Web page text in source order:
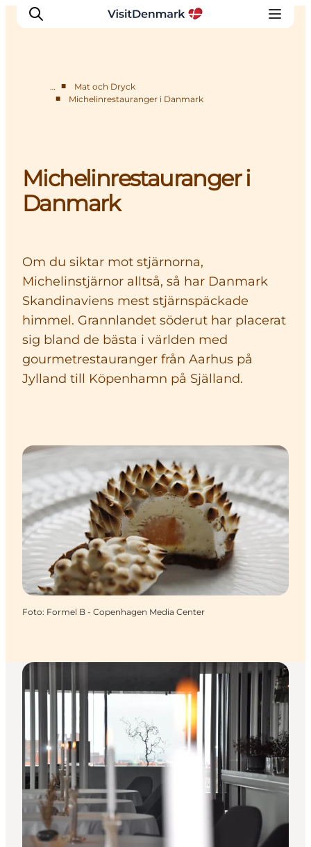
Övernatta
Planera resan
… ■
Mat och Dryck
■
Michelinrestauranger i Danmark
Michelinrestauranger i
Danmark
Om du siktar mot stjärnorna,
Michelinstjärnor alltså, så har Danmark
Skandinaviens mest stjärnspäckade
himmel. Grannlandet söderut har placerat
sig bland de bästa i världen med
gourmetrestauranger från Aarhus på
Jylland till Köpenhamn på Själland.
Foto: Formel B - Copenhagen Media Center